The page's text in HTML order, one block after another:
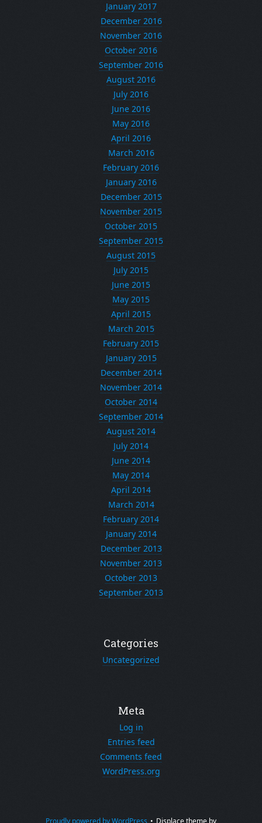
January 2017
December 2016
November 2016
October 2016
September 2016
August 2016
July 2016
June 2016
May 2016
April 2016
March 2016
February 2016
January 2016
December 2015
November 2015
October 2015
September 2015
August 2015
July 2015
June 2015
May 2015
April 2015
March 2015
February 2015
January 2015
December 2014
November 2014
October 2014
September 2014
August 2014
July 2014
June 2014
May 2014
April 2014
March 2014
February 2014
January 2014
December 2013
November 2013
October 2013
September 2013
Categories
Uncategorized
Meta
Log in
Entries feed
Comments feed
WordPress.org
Proudly powered by WordPress • Displace theme by